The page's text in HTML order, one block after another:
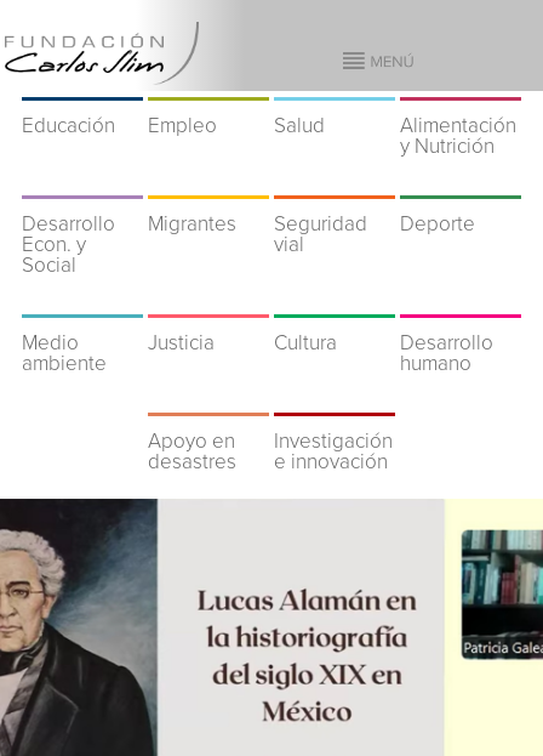
Educación Empleo Salud
Alimentación
y Nutrición
Desarrollo
Econ. y
Social
Migrantes
Seguridad
vial
Deporte
Medio
ambiente
Justicia Cultura
Desarrollo
humano
Apoyo en
desastres
Investigación
e innovación